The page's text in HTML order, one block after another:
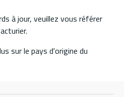
à jour, veuillez vous référer
sur le pays d'origine du